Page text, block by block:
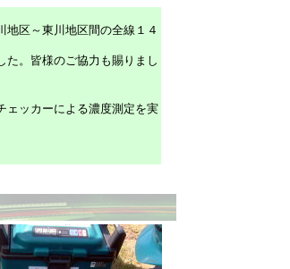
区～東川地区間の全線１４
。皆様のご協力も賜りまし
ッカーによる濃度測定を実